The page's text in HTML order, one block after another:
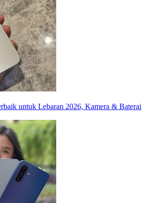
untuk Lebaran 2026, Kamera & Baterai